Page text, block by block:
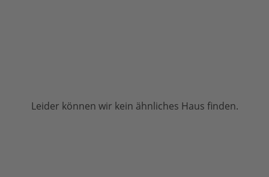
Leider können wir kein ähnliches Haus finden.